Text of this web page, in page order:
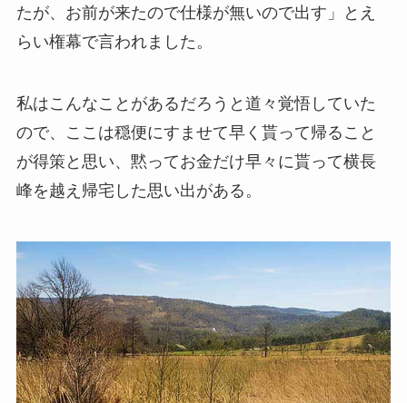
たが、お前が来たので仕様が無いので出す」とえ
らい権幕で言われました。
私はこんなことがあるだろうと道々覚悟していた
ので、ここは穏便にすませて早く貰って帰ること
が得策と思い、黙ってお金だけ早々に貰って横長
峰を越え帰宅した思い出がある。